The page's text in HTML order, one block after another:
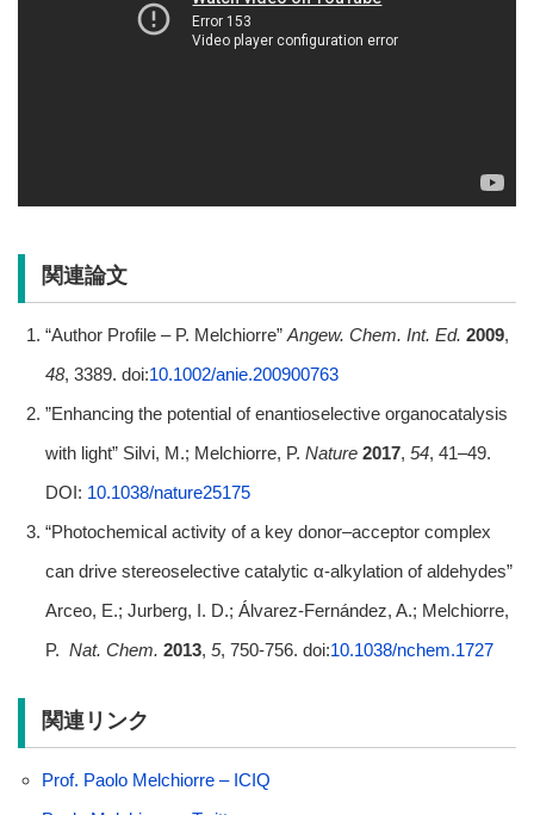
関連論文
“Author Profile – P. Melchiorre”Angew. Chem. Int. Ed. 2009,
48, 3389. doi:10.1002/anie.200900763
”Enhancing the potential of enantioselective organocatalysis
with light” Silvi, M.; Melchiorre, P. Nature 2017, 54, 41–49.
DOI: 10.1038/nature25175
“Photochemical activity of a key donor–acceptor complex
can drive stereoselective catalytic α-alkylation of aldehydes”
Arceo, E.; Jurberg, I. D.; Álvarez-Fernández, A.; Melchiorre,
P. Nat. Chem. 2013, 5, 750-756. doi:10.1038/nchem.1727
関連リンク
Prof. Paolo Melchiorre – ICIQ